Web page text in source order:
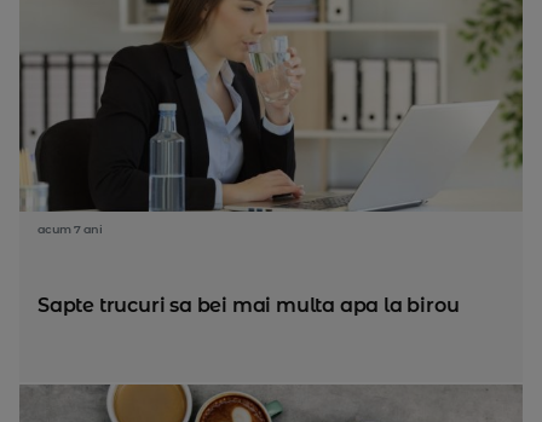
acum 7 ani
Sapte trucuri sa bei mai multa apa la birou